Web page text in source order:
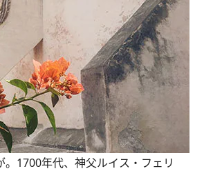
1700年代、神父ルイス・フェリ